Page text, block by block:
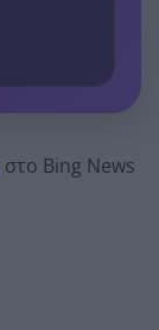
στο Bing News